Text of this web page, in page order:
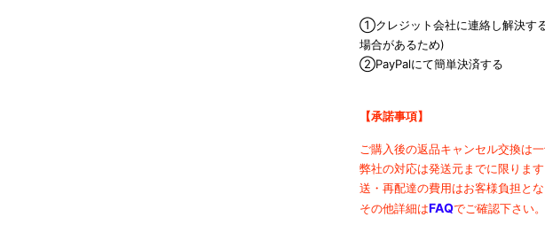
①クレジット会社に連絡し解決す
場合があるため)
②PayPalにて簡単決済する
【承諾事項】
ご購入後の返品キャンセル交換は
弊社の対応は発送元までに限りま
送・再配達の費用はお客様負担と
その他詳細はFAQでご確認下さい。